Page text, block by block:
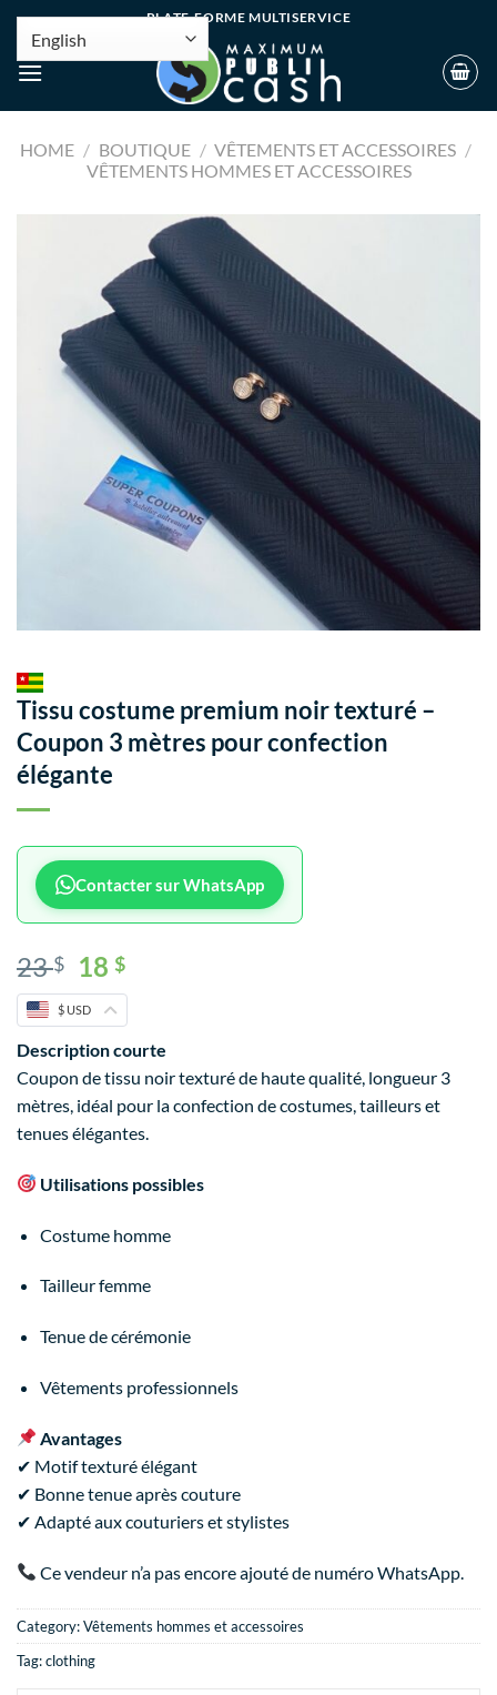
PLATE-FORME MULTISERVICE
HOME / BOUTIQUE / VÊTEMENTS ET ACCESSOIRES /
VÊTEMENTS HOMMES ET ACCESSOIRES
Tissu costume premium noir texturé –
Coupon 3 mètres pour confection
élégante
Contacter sur WhatsApp
23$ 18$
$ USD
Description courte
Coupon de tissu noir texturé de haute qualité, longueur 3
mètres, idéal pour la confection de costumes, tailleurs et
tenues élégantes.
Utilisations possibles
Costume homme
Tailleur femme
Tenue de cérémonie
Vêtements professionnels
Avantages
✔ Motif texturé élégant
✔ Bonne tenue après couture
✔ Adapté aux couturiers et stylistes
Ce vendeur n’a pas encore ajouté de numéro WhatsApp.
Category:Vêtements hommes et accessoires
Tag:clothing